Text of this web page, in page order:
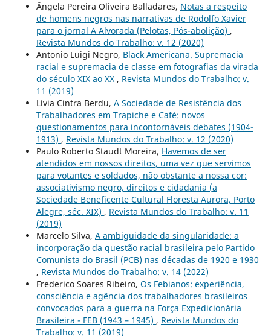
Ângela Pereira Oliveira Balladares, Notas a respeito
de homens negros nas narrativas de Rodolfo Xavier
para o jornal A Alvorada (Pelotas, Pós-abolição) ,
Revista Mundos do Trabalho: v. 12 (2020)
Antonio Luigi Negro, Black Americana. Supremacia
racial e supremacia de classe em fotografias da virada
do século XIX ao XX , Revista Mundos do Trabalho: v.
11 (2019)
Lívia Cintra Berdu, A Sociedade de Resistência dos
Trabalhadores em Trapiche e Café: novos
questionamentos para incontornáveis debates (1904-
1913) , Revista Mundos do Trabalho: v. 12 (2020)
Paulo Roberto Staudt Moreira, Havemos de ser
atendidos em nossos direitos, uma vez que servimos
para votantes e soldados, não obstante a nossa cor:
associativismo negro, direitos e cidadania (a
Sociedade Beneficente Cultural Floresta Aurora, Porto
Alegre, séc. XIX) , Revista Mundos do Trabalho: v. 11
(2019)
Marcelo Silva, A ambiguidade da singularidade: a
incorporação da questão racial brasileira pelo Partido
Comunista do Brasil (PCB) nas décadas de 1920 e 1930
, Revista Mundos do Trabalho: v. 14 (2022)
Frederico Soares Ribeiro, Os Febianos: experiência,
consciência e agência dos trabalhadores brasileiros
convocados para a guerra na Força Expedicionária
Brasileira - FEB (1943 – 1945) , Revista Mundos do
Trabalho: v. 11 (2019)